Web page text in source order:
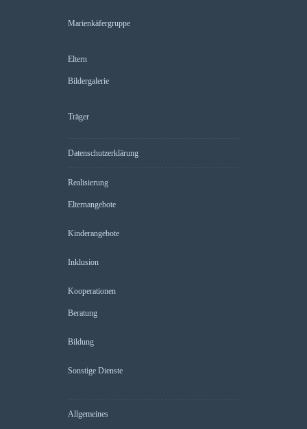
Marienkäfergruppe
Eltern
Bildergalerie
Träger
Datenschutzerklärung
Realisierung
Elternangebote
Kinderangebote
Inklusion
Kooperationen
Beratung
Bildung
Sonstige Dienste
Allgemeines